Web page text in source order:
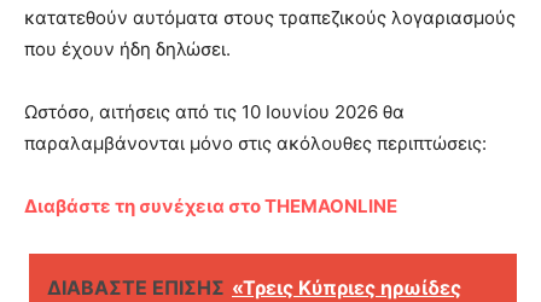
κατατεθούν αυτόματα στους τραπεζικούς λογαριασμούς
που έχουν ήδη δηλώσει.
Ωστόσο, αιτήσεις από τις 10 Ιουνίου 2026 θα
παραλαμβάνονται μόνο στις ακόλουθες περιπτώσεις:
Διαβάστε τη συνέχεια στο THEMAONLINE
ΔΙΑΒΑΣΤΕ ΕΠΙΣΗΣ «Τρεις Κύπριες ηρωίδες